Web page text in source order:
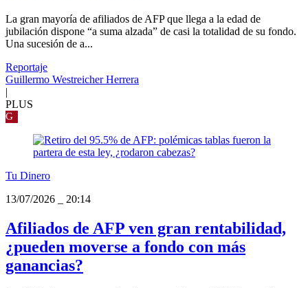
La gran mayoría de afiliados de AFP que llega a la edad de
jubilación dispone “a suma alzada” de casi la totalidad de su fondo.
Una sucesión de a...
Reportaje
Guillermo Westreicher Herrera
|
PLUS
G
Tu Dinero
13/07/2026
20:14
Afiliados de AFP ven gran rentabilidad,
¿pueden moverse a fondo con más
ganancias?